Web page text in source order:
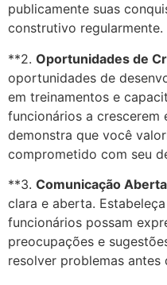
publicamente suas
construtivo regularmente.
**2. Oportunidades de
oportunidades de
em treinamentos e
funcionários a crescerem
demonstra que você
comprometido com seu
**3. Comunicação Aberta
clara e aberta.
funcionários possam
preocupações e
resolver problemas